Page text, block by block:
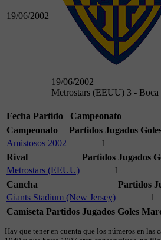
19/06/2002
19/06/2002
Metrostars (EEUU) 3 - Boca
Fecha Partido
Campeonato
Campeonato
Partidos Jugados
Amistosos 2002
1
Rival
Partidos Jugados
Metrostars (EEUU)
1
Cancha
Partidos
Giants Stadium (New Jersey)
1
Camiseta Partidos Jugados Goles
Hay que tener en cuenta que los números en las